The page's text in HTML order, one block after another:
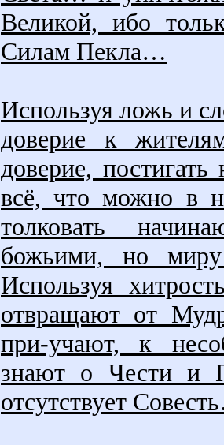
Великой, ибо
Силам Пекла…
Используя ложь и
доверие к
доверие,
всё, что можно в
толковать
божьими, но
Используя
отвращают от
при-учают, к
знают о Чести и
отсутствует